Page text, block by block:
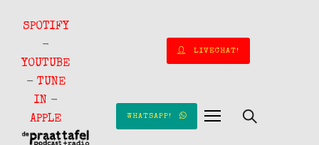
SPOTIFY
-
YOUTUBE
- TUNE
IN -
APPLE
LIVECHAT!
WHATSAPP!